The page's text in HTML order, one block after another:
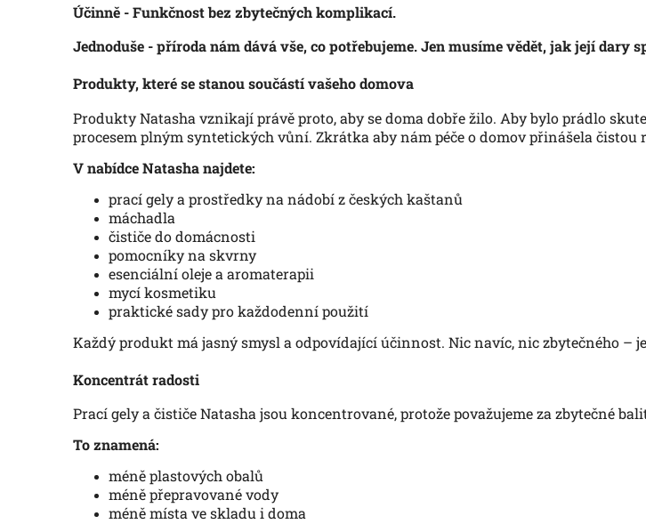
Účinně - Funkčnost bez zbytečných komplikací.
Jednoduše - příroda nám dává vše, co potřebujeme. Jen musíme vědět, jak její dary
Produkty, které se stanou součástí vašeho domova
Produkty Natasha vznikají právě proto, aby se doma dobře žilo. Aby bylo prádlo
procesem plným syntetických vůní. Zkrátka aby nám péče o domov přinášela čistou
V nabídce Natasha najdete:
prací gely a prostředky na nádobí z českých kaštanů
máchadla
čističe do domácnosti
pomocníky na skvrny
esenciální oleje a aromaterapii
mycí kosmetiku
praktické sady pro každodenní použití
Každý produkt má jasný smysl a odpovídající účinnost. Nic navíc, nic zbytečného –
Koncentrát radosti
Prací gely a čističe Natasha jsou koncentrované, protože považujeme za zbytečné
To znamená:
méně plastových obalů
méně přepravované vody
méně místa ve skladu i doma